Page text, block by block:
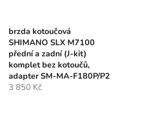
brzda kotoučová
SHIMANO SLX M7100
přední a zadní (J-kit)
komplet bez kotoučů,
adapter SM-MA-F180P/P2
3 850 Kč